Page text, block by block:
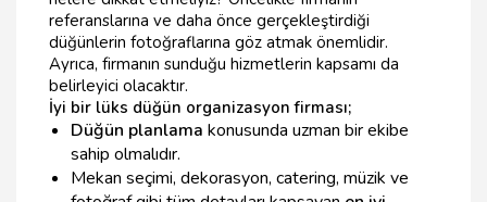
referanslarına ve daha önce gerçekleştirdiği
düğünlerin fotoğraflarına göz atmak önemlidir.
Ayrıca, firmanın sunduğu hizmetlerin kapsamı da
belirleyici olacaktır.
İyi bir lüks düğün organizasyon firması;
Düğün planlama konusunda uzman bir ekibe
sahip olmalıdır.
Mekan seçimi, dekorasyon, catering, müzik ve